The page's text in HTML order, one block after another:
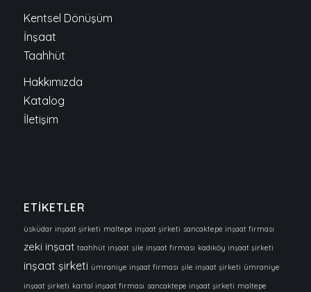
Kentsel Dönüşüm
İnşaat
Taahhüt
Hakkımızda
Katalog
İletişim
ETİKETLER
üsküdar inşaat şirketi maltepe inşaat şirketi sancaktepe inşaat firması
zeki inşaat taahhüt inşaat şile inşaat firması kadıköy inşaat şirketi
inşaat şirketi ümraniye inşaat firması şile inşaat şirketi ümraniye
inşaat şirketi kartal inşaat firması sancaktepe inşaat şirketi maltepe